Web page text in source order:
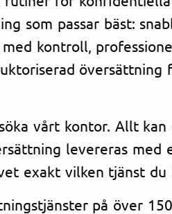
som passar bäst:
kontroll,
översättning
vårt kontor. Allt kan
levereras med
exakt vilken tjänst du
på över